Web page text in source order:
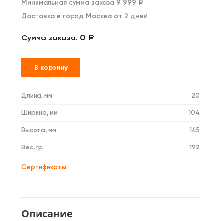
Минимальная сумма заказа 9 999 ₽
Доставка в город Москва от 2 дней
Сумма заказа: 0 ₽
В корзину
Длина, мм 20
Ширина, мм 104
Высота, мм 145
Вес, гр 192
Сертификаты
Описание